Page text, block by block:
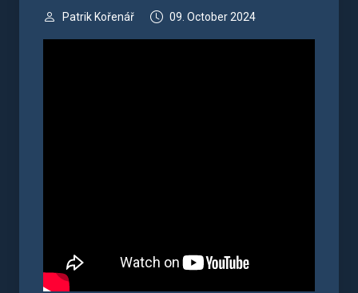
Patrik Kořenář 09. October 2024